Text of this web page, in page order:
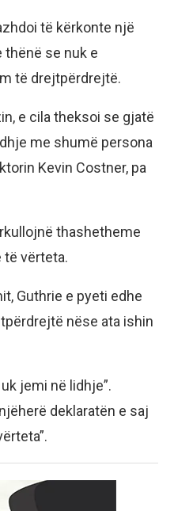
të kërkonte një
thënë se nuk e
të drejtpërdrejtë.
e cila theksoi se gjatë
me shumë persona
Kevin Costner, pa
thashetheme
të vërteta.
Guthrie e pyeti edhe
nëse ata ishin
jemi në lidhje”.
deklaratën e saj